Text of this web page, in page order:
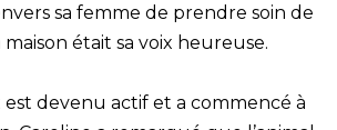
sa femme de prendre soin de
était sa voix heureuse.
devenu actif et a commencé à